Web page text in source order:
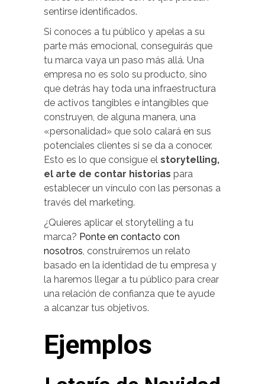
sentirse identificados.
Si conoces a tu público y apelas a su
parte más emocional, conseguirás que
tu marca vaya un paso más allá. Una
empresa no es solo su producto, sino
que detrás hay toda una infraestructura
de activos tangibles e intangibles que
construyen, de alguna manera, una
«personalidad» que solo calará en sus
potenciales clientes si se da a conocer.
Esto es lo que consigue el storytelling,
el arte de contar historias para
establecer un vínculo con las personas a
través del marketing.
¿Quieres aplicar el storytelling a tu
marca? Ponte en contacto con
nosotros, construiremos un relato
basado en la identidad de tu empresa y
la haremos llegar a tu público para crear
una relación de confianza que te ayude
a alcanzar tus objetivos.
Ejemplos